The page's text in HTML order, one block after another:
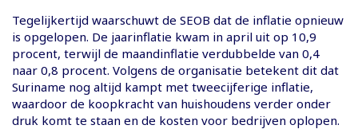
Tegelijkertijd waarschuwt de SEOB dat de inflatie opnieuw
is opgelopen. De jaarinflatie kwam in april uit op 10,9
procent, terwijl de maandinflatie verdubbelde van 0,4
naar 0,8 procent. Volgens de organisatie betekent dit dat
Suriname nog altijd kampt met tweecijferige inflatie,
waardoor de koopkracht van huishoudens verder onder
druk komt te staan en de kosten voor bedrijven oplopen.